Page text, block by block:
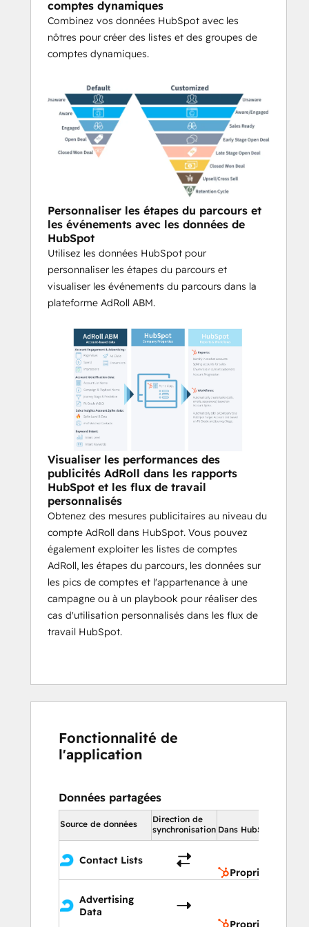
comptes dynamiques
Combinez vos données HubSpot avec les
nôtres pour créer des listes et des groupes de
comptes dynamiques.
Personnaliser les étapes du parcours et
les événements avec les données de
HubSpot
Utilisez les données HubSpot pour
personnaliser les étapes du parcours et
visualiser les événements du parcours dans la
plateforme AdRoll ABM.
Visualiser les performances des
publicités AdRoll dans les rapports
HubSpot et les flux de travail
personnalisés
Obtenez des mesures publicitaires au niveau du
compte AdRoll dans HubSpot. Vous pouvez
également exploiter les listes de comptes
AdRoll, les étapes du parcours, les données sur
les pics de comptes et l'appartenance à une
campagne ou à un playbook pour réaliser des
cas d'utilisation personnalisés dans les flux de
travail HubSpot.
Fonctionnalité de
l'application
Données partagées
Source de données
Direction de
synchronisation Dans HubSpot
Contact Lists
Propriétés du
Advertising
Data
Propriétés de